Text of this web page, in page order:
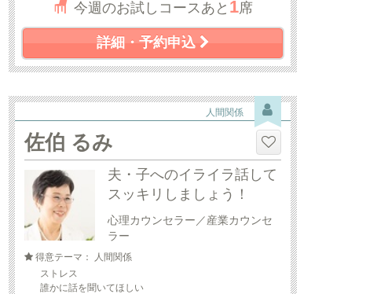
今週のお試しコースあと 1席
詳細・予約申込
人間関係
佐伯 るみ
夫・子へのイライラ話して
スッキリしましょう！
心理カウンセラー／産業カウンセ
ラー
得意テーマ： 人間関係
ストレス
誰かに話を聞いてほしい